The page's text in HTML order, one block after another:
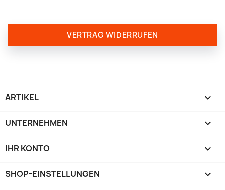
VERTRAG WIDERRUFEN
ARTIKEL 
UNTERNEHMEN 
IHR KONTO 
SHOP-EINSTELLUNGEN keyboard_arrow_down